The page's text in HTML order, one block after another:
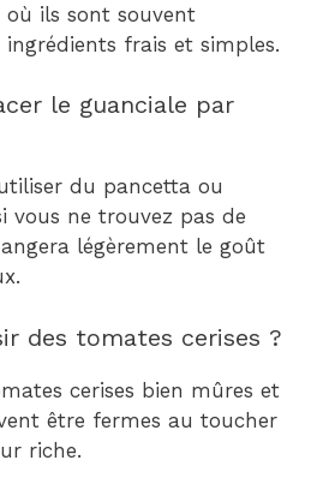
où ils sont souvent
ingrédients frais et simples.
le guanciale par
du pancetta ou
vous ne trouvez pas de
légèrement le goût
des tomates cerises ?
cerises bien mûres et
être fermes au toucher
riche.